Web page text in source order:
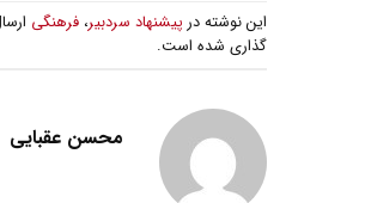
این نوشته در پیشنهاد سردبیر، فرهنگی
گذاری شده است.
محسن عقبایی